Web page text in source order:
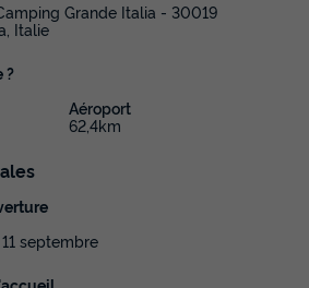
Grande Italia - 30019
Italie
?
Aéroport
62,4km
septembre